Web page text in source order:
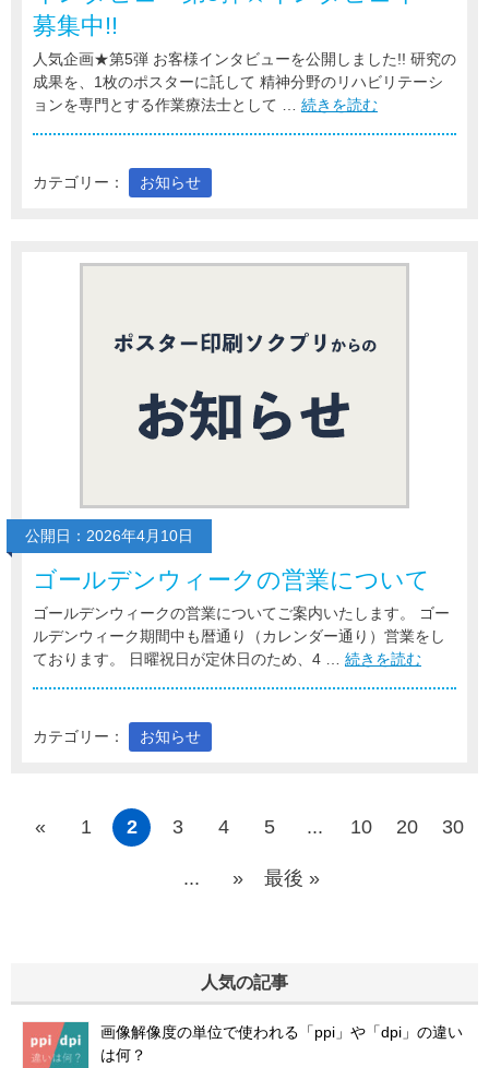
募集中!!
人気企画★第5弾 お客様インタビューを公開しました!! 研究の
成果を、1枚のポスターに託して 精神分野のリハビリテーシ
ョンを専門とする作業療法士として … 続きを読む
カテゴリー： お知らせ
公開日：2026年4月10日
ゴールデンウィークの営業について
ゴールデンウィークの営業についてご案内いたします。 ゴー
ルデンウィーク期間中も暦通り（カレンダー通り）営業をし
ております。 日曜祝日が定休日のため、4 … 続きを読む
カテゴリー： お知らせ
« 1 2 3 4 5 ... 10 20 30
... » 最後 »
人気の記事
画像解像度の単位で使われる「ppi」や「dpi」の違い
は何？